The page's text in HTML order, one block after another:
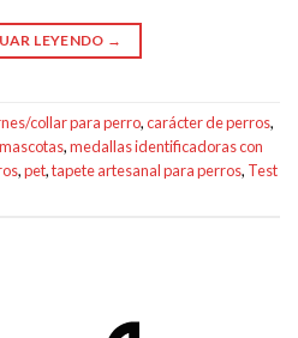
LEYENDO →
collar para perro,carácter de perros,
mascotas,medallas identificadoras con
,pet,tapete artesanal para perros, Test